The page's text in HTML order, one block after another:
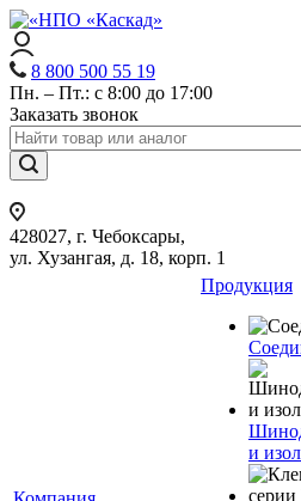
8 800 500 55 19
Пн. – Пт.: с 8:00 до 17:00
Заказать звонок
428027, г. Чебоксары,
ул. Хузангая, д. 18, корп. 1
Продукция
и